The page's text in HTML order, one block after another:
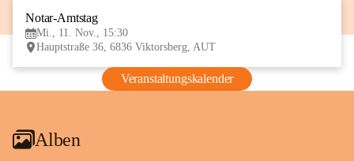
Notar-Amtstag
Mi., 11. Nov., 15:30
Hauptstraße 36, 6836 Viktorsberg, AUT
Veranstaltungskalender
Alben